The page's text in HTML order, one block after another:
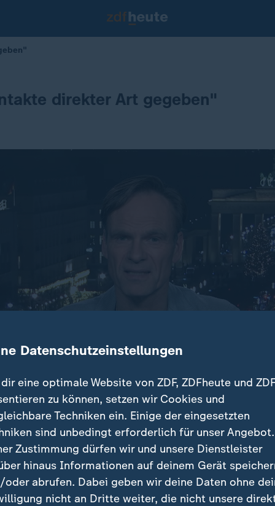
direkter Art gegeben"
einen überarbeiteten Friedensvorschlag
Zugeständnisse umfasst. Was weiß Berlin
Datenschutzeinstellungen
eine optimale Website von ZDF, ZDFheute und
zu können, setzen wir Cookies und
Techniken ein. Einige der eingesetzten
sind unbedingt erforderlich für unser
Zustimmung dürfen wir und unsere Dienstleister
hinaus Informationen auf deinem Gerät
oder abrufen. Dabei geben wir deine Daten ohne
nicht an Dritte weiter, die nicht unsere